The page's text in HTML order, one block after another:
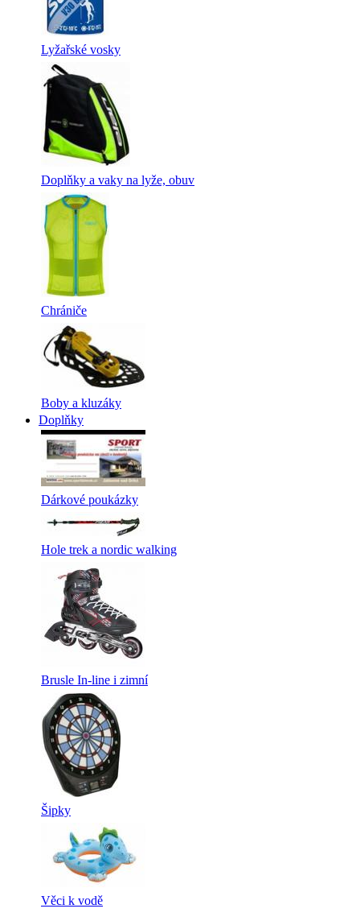
Lyžařské vosky
Doplňky a vaky na lyže, obuv
Chrániče
Boby a kluzáky
Doplňky
Dárkové poukázky
Hole trek a nordic walking
Brusle In-line i zimní
Šipky
Věci k vodě